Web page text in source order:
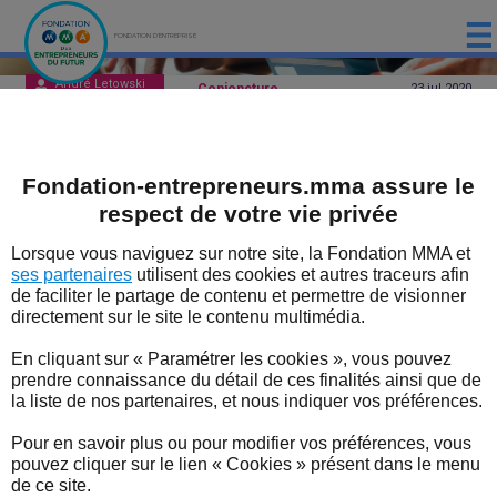
FONDATION D'ENTREPRISE
LES ÉTUDES DE LA FONDATION MMA
LES EXPERTS
LES BONNES NOUVELLES DU TERRITOIRE
L'ACTUALITÉ
André Letowski Conjoncture 23 jul2020
faible progression au cours du
1er trimestre
On s'attendait à une forte hausse de l’e-
commerce avec le covid ; c’est le cas pour
pour certains secteurs très utilisateurs de
l’e-commerce.
En janvier et février 2020, le e-commerce
(produits et services) s’est développé sur une
tendance de +8 %
par rapport aux mêmes mois
Fondation-entrepreneurs.mma assure le
respect de votre vie privée
Lorsque vous naviguez sur notre site, la Fondation MMA et
ses partenaires utilisent des cookies et autres traceurs afin
de faciliter le partage de contenu et permettre de visionner
directement sur le site le contenu multimédia.
En cliquant sur « Paramétrer les cookies », vous pouvez
prendre connaissance du détail de ces finalités ainsi que de
la liste de nos partenaires, et nous indiquer vos préférences.
Pour en savoir plus ou pour modifier vos préférences, vous
pouvez cliquer sur le lien « Cookies » présent dans le menu
de ce site.